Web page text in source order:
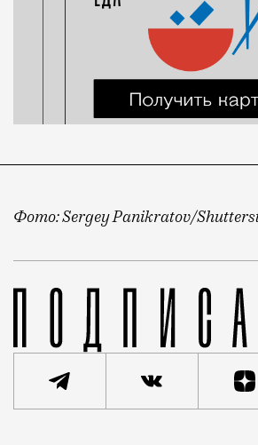
Фото: Sergey Panikratov/
Зима в этом году выдалась